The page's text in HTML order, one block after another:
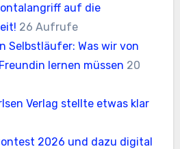
auf die
26 Aufrufe
Selbstläufer: Was wir von
lernen müssen 20
Verlag stellte etwas klar
2026 und dazu digital